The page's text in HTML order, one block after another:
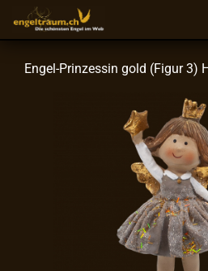
Engel-​Prinzessin gold (Figur 3)